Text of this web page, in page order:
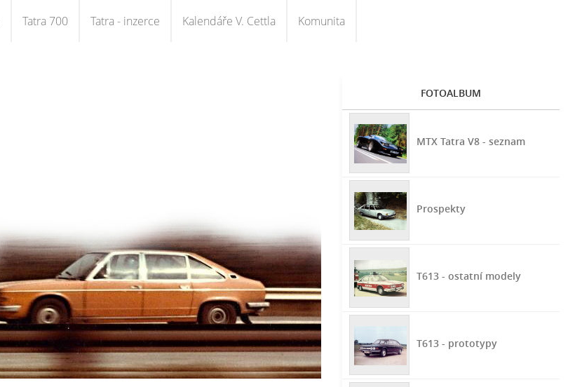
Tatra 700 Tatra - inzerce Kalendáře V. Cettla Komunita
FOTOALBUM
MTX Tatra V8 - seznam
Prospekty
T613 - ostatní modely
T613 - prototypy